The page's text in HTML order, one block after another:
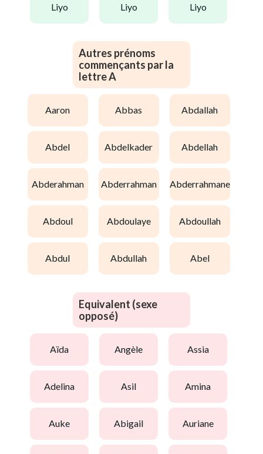
liyo liyo liyo
Autres prénoms
commençants par la
lettre A
aaron abbas abdallah
abdel abdelkader abdellah
abderahman abderrahman abderrahmane
abdoul abdoulaye abdoullah
abdul abdullah abel
Equivalent (sexe
opposé)
aïda angèle assia
adelina asil amina
auke abigail auriane